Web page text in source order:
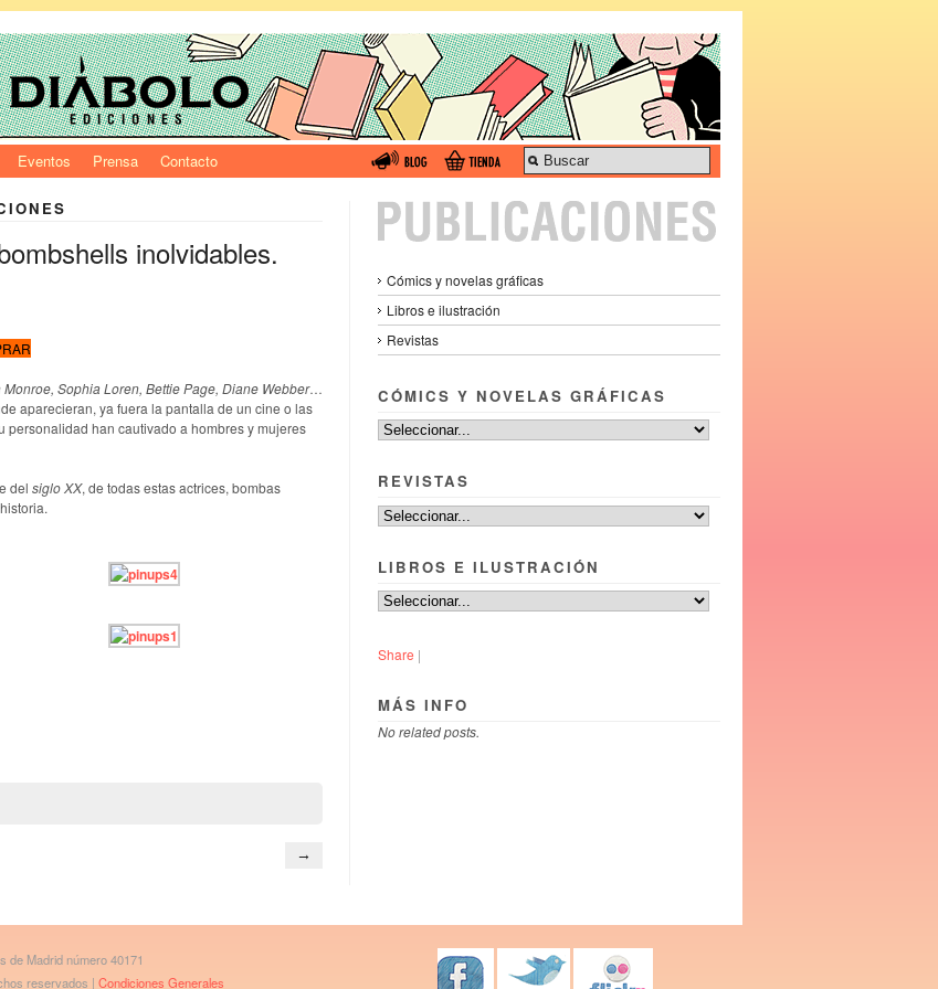
Eventos Prensa Contacto
inolvidables.
Sophia Loren, Bettie Page, Diane Webber…
aparecieran, ya fuera la pantalla de un cine o las
personalidad han cautivado a hombres y mujeres
del siglo XX, de todas estas actrices, bombas
→
Cómics y novelas gráficas
Libros e ilustración
Revistas
CÓMICS Y NOVELAS GRÁFICAS
REVISTAS
LIBROS E ILUSTRACIÓN
Share |
MÁS INFO
No related posts.
de Madrid número 40171
reservados | Condiciones Generales